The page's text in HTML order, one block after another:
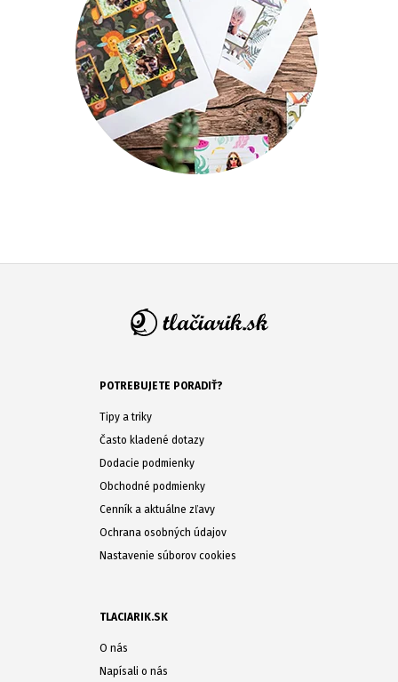
POTREBUJETE PORADIŤ?
Tipy a triky
Často kladené dotazy
Dodacie podmienky
Obchodné podmienky
Cenník a aktuálne zľavy
Ochrana osobných údajov
Nastavenie súborov cookies
TLACIARIK.SK
O nás
Napísali o nás